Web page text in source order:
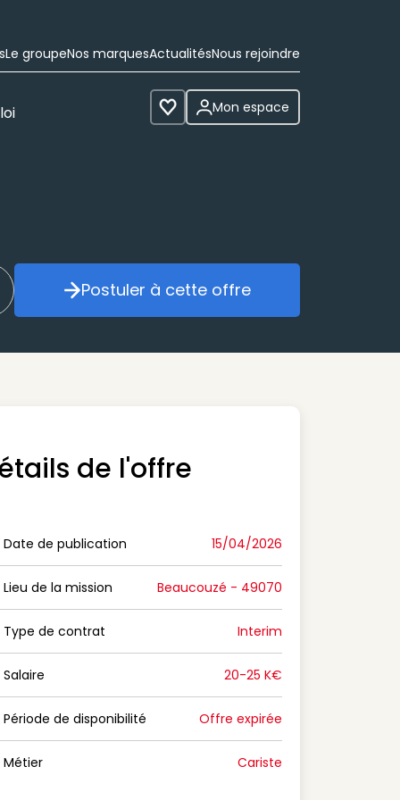
Le groupeNos marquesActualitésNous rejoindre
Voir les favoris
Mon espace
mon alerte Postuler à cette offre
Postuler à cette offre
de l'offre
Date de publication
Date de publication 15/04/2026
Lieu de la mission
Lieu de la mission Beaucouzé - 49070
Type de contrat
Type de contrat Interim
Salaire
Salaire 20-25 K€
Période de disponibilité
Période de disponibilité Offre expirée
Métier Cariste